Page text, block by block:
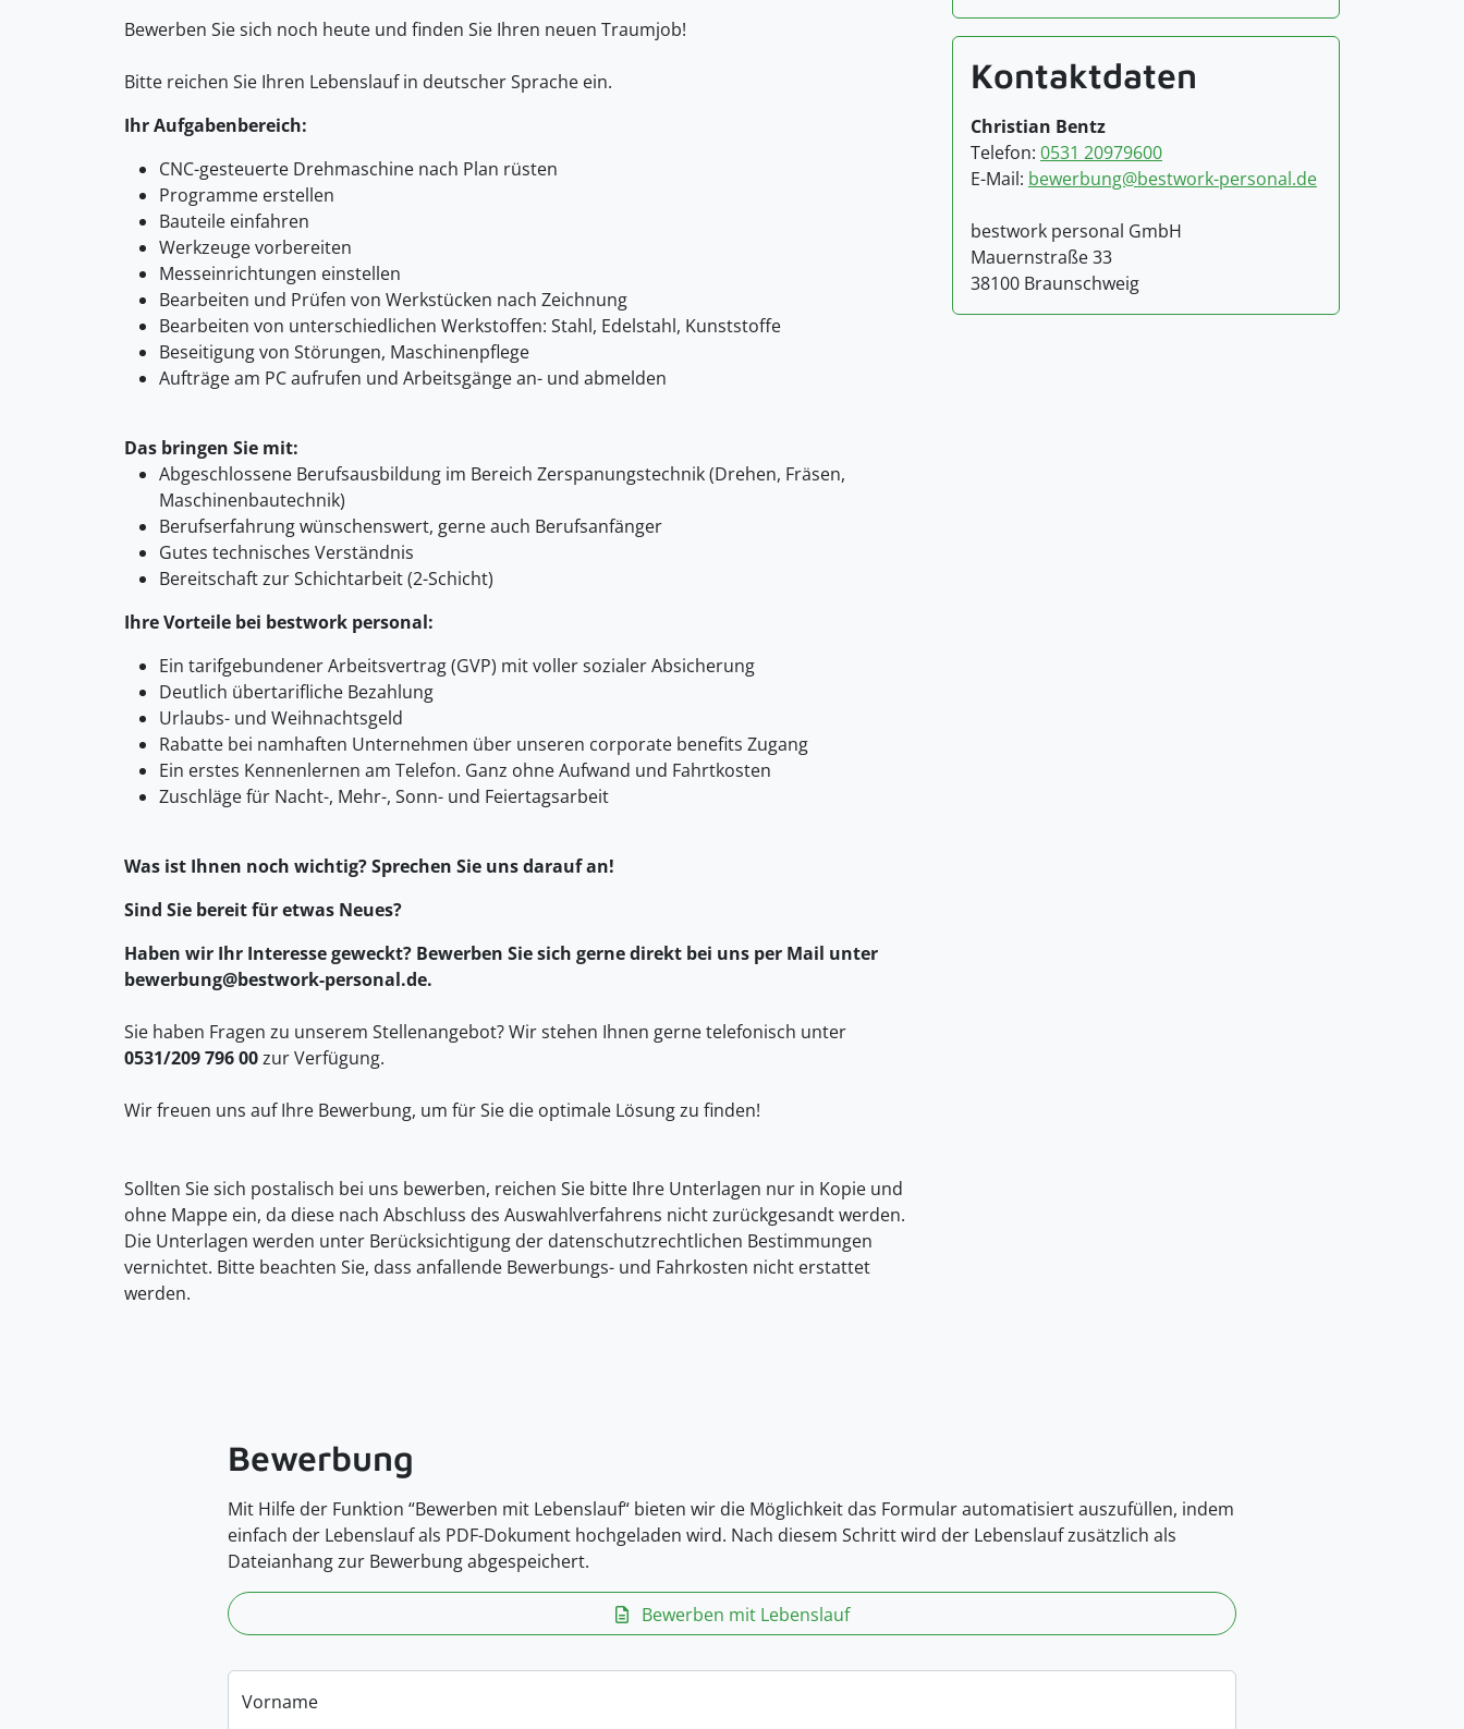
Bewerben Sie sich noch heute und finden Sie Ihren neuen Traumjob!
Bitte reichen Sie Ihren Lebenslauf in deutscher Sprache ein.
Ihr Aufgabenbereich:
CNC-gesteuerte Drehmaschine nach Plan rüsten
Programme erstellen
Bauteile einfahren
Werkzeuge vorbereiten
Messeinrichtungen einstellen
Bearbeiten und Prüfen von Werkstücken nach Zeichnung
Bearbeiten von unterschiedlichen Werkstoffen: Stahl, Edelstahl, Kunststoffe
Beseitigung von Störungen, Maschinenpflege
Aufträge am PC aufrufen und Arbeitsgänge an- und abmelden
Das bringen Sie mit:
Abgeschlossene Berufsausbildung im Bereich Zerspanungstechnik (Drehen, Fräsen,
Maschinenbautechnik)
Berufserfahrung wünschenswert, gerne auch Berufsanfänger
Gutes technisches Verständnis
Bereitschaft zur Schichtarbeit (2-Schicht)
Ihre Vorteile bei bestwork personal:
Ein tarifgebundener Arbeitsvertrag (GVP) mit voller sozialer Absicherung
Deutlich übertarifliche Bezahlung
Urlaubs- und Weihnachtsgeld
Rabatte bei namhaften Unternehmen über unseren corporate benefits Zugang
Ein erstes Kennenlernen am Telefon. Ganz ohne Aufwand und Fahrtkosten
Zuschläge für Nacht-, Mehr-, Sonn- und Feiertagsarbeit
Was ist Ihnen noch wichtig? Sprechen Sie uns darauf an!
Sind Sie bereit für etwas Neues?
Haben wir Ihr Interesse geweckt? Bewerben Sie sich gerne direkt bei uns per Mail unter
bewerbung@bestwork-personal.de.
Sie haben Fragen zu unserem Stellenangebot? Wir stehen Ihnen gerne telefonisch unter
0531/209 796 00zur Verfügung.
Wir freuen uns auf Ihre Bewerbung, um für Sie die optimale Lösung zu finden!
Sollten Sie sich postalisch bei uns bewerben, reichen Sie bitte Ihre Unterlagen nur in Kopie und
ohne Mappe ein, da diese nach Abschluss des Auswahlverfahrens nicht zurückgesandt werden.
Die Unterlagen werden unter Berücksichtigung der datenschutzrechtlichen Bestimmungen
vernichtet. Bitte beachten Sie, dass anfallende Bewerbungs- und Fahrkosten nicht erstattet
werden.
Kontaktdaten
Christian Bentz
Telefon: 0531 20979600
E-Mail: bewerbung@bestwork-personal.de
bestwork personal GmbH
Mauernstraße 33
38100 Braunschweig
Bewerbung
Mit Hilfe der Funktion “Bewerben mit Lebenslauf“ bieten wir die Möglichkeit das Formular automatisiert auszufüllen, indem
einfach der Lebenslauf als PDF-Dokument hochgeladen wird. Nach diesem Schritt wird der Lebenslauf zusätzlich als
Dateianhang zur Bewerbung abgespeichert.
Bewerben mit Lebenslauf
Vorname